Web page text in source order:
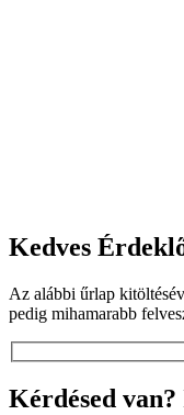
Kedves
Az alábbi űrlap
pedig mihamarabb
Kérdésed